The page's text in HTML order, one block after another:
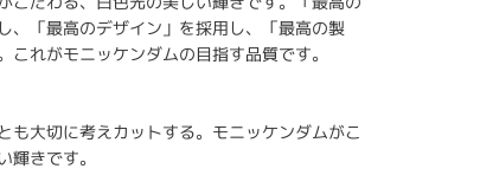
、「最高のデザイン」を採用し、「最高の製
これがモニッケンダムの目指す品質です。
も大切に考えカットする。モニッケンダムがこ
輝きです。